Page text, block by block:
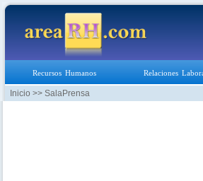
Recursos Humanos Relaciones
Inicio >> SalaPrensa